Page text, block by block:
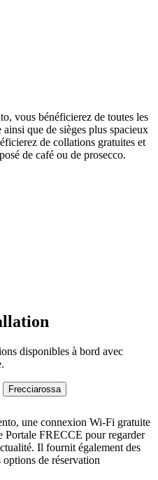
vous bénéficierez de toutes les
que de sièges plus spacieux
de collations gratuites et
de café ou de prosecco.
disponibles à bord avec
Frecciarossa
une connexion Wi-Fi gratuite
Portale FRECCE pour regarder
Il fournit également des
options de réservation